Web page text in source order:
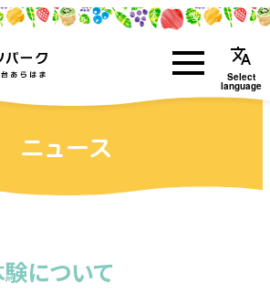
translate
Select
language
ニュース
について